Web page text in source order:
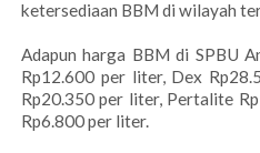
ketersediaan BBM di wilayah
Adapun harga BBM di SPBU
Rp12.600 per liter, Dex
Rp20.350 per liter, Pertalite
Rp6.800 per liter.